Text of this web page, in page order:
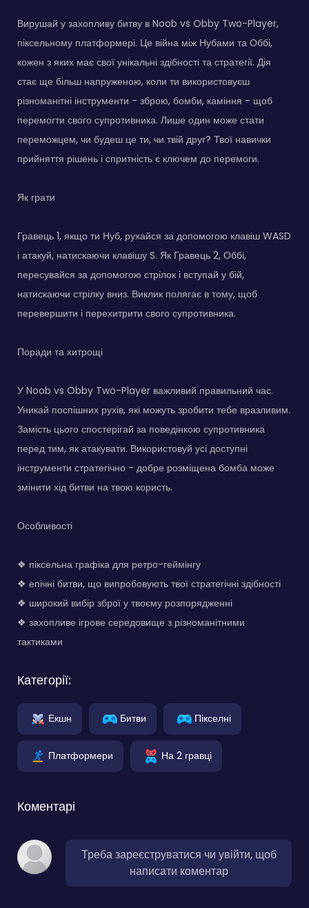
Вирушай у захопливу битву в Noob vs Obby Two-Player,
піксельному платформері. Це війна між Нубами та Оббі,
кожен з яких має свої унікальні здібності та стратегії. Дія
стає ще більш напруженою, коли ти використовуєш
різноманітні інструменти - зброю, бомби, каміння - щоб
перемогти свого супротивника. Лише один може стати
переможцем, чи будеш це ти, чи твій друг? Твої навички
прийняття рішень і спритність є ключем до перемоги.
Як грати
Гравець 1, якщо ти Нуб, рухайся за допомогою клавіш WASD
і атакуй, натискаючи клавішу S. Як Гравець 2, Оббі,
пересувайся за допомогою стрілок і вступай у бій,
натискаючи стрілку вниз. Виклик полягає в тому, щоб
перевершити і перехитрити свого супротивника.
Поради та хитрощі
У Noob vs Obby Two-Player важливий правильний час.
Уникай поспішних рухів, які можуть зробити тебе вразливим.
Замість цього спостерігай за поведінкою супротивника
перед тим, як атакувати. Використовуй усі доступні
інструменти стратегічно - добре розміщена бомба може
змінити хід битви на твою користь.
Особливості
❖ піксельна графіка для ретро-геймінгу
❖ епічні битви, що випробовують твої стратегічні здібності
❖ широкий вибір зброї у твоєму розпорядженні
❖ захопливе ігрове середовище з різноманітними
тактиками
Категорії:
Екшн Битви Пікселні
Платформери На 2 гравці
Коментарі
Треба зареєструватися чи увійти, щоб
написати коментар